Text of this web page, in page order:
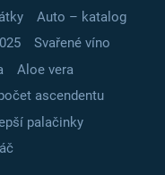
Auto – katalog
Svařené víno
Aloe vera
ascendentu
palačinky